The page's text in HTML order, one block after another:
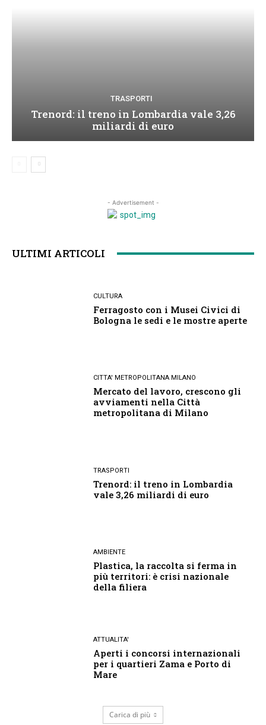
TRASPORTI
Trenord: il treno in Lombardia vale 3,26
miliardi di euro
- Advertisement -
ULTIMI ARTICOLI
CULTURA
Ferragosto con i Musei Civici di
Bologna le sedi e le mostre aperte
CITTA' METROPOLITANA MILANO
Mercato del lavoro, crescono gli
avviamenti nella Città
metropolitana di Milano
TRASPORTI
Trenord: il treno in Lombardia
vale 3,26 miliardi di euro
AMBIENTE
Plastica, la raccolta si ferma in
più territori: è crisi nazionale
della filiera
ATTUALITA'
Aperti i concorsi internazionali
per i quartieri Zama e Porto di
Mare
Carica di più